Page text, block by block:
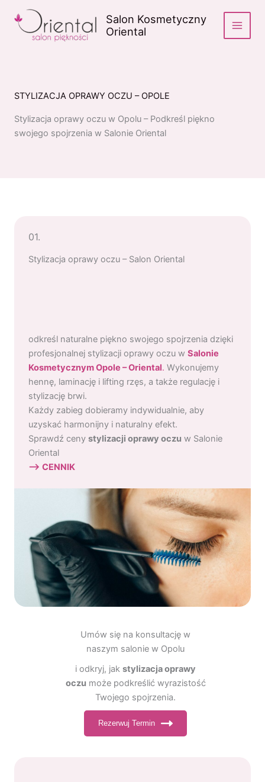
Przejdź
Salon Kosmetyczny
Oriental
STYLIZACJA OPRAWY OCZU – OPOLE
Stylizacja oprawy oczu w Opolu – Podkreśl piękno
swojego spojrzenia w Salonie Oriental
01.
Stylizacja oprawy oczu – Salon Oriental
odkreśl naturalne piękno swojego spojrzenia dzięki
profesjonalnej stylizacji oprawy oczu w Salonie
Kosmetycznym Opole – Oriental. Wykonujemy
hennę, laminację i lifting rzęs, a także regulację i
stylizację brwi.
Każdy zabieg dobieramy indywidualnie, aby
uzyskać harmonijny i naturalny efekt.
Sprawdź ceny stylizacji oprawy oczu w Salonie
Oriental
–> CENNIK
Umów się na konsultację w
naszym salonie w Opolu
i odkryj, jak stylizacja oprawy
oczu może podkreślić wyrazistość
Twojego spojrzenia.
Rezerwuj Termin